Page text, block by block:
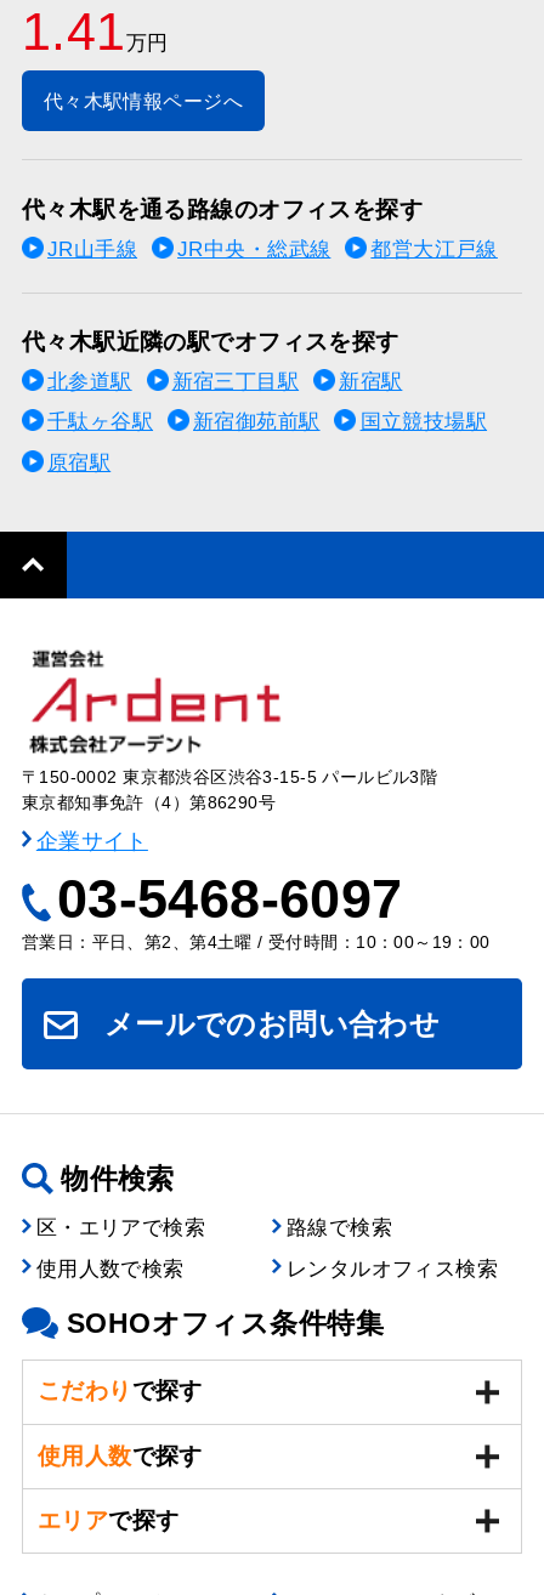
1.41万円
代々木駅情報ページへ
代々木駅を通る路線のオフィスを探す
JR山手線 JR中央・総武線 都営大江戸線
代々木駅近隣の駅でオフィスを探す
北参道駅 新宿三丁目駅
新宿駅
千駄ヶ谷駅
新宿御苑前駅
国立競技場駅
原宿駅
〒150-0002 東京都渋谷区渋谷3-15-5 パールビル3階
東京都知事免許（4）第86290号
企業サイト
03-5468-6097
営業日：平日、第2、第4土曜 / 受付時間：10：00～19：00
メールでのお問い合わせ
物件検索
区・エリアで検索
路線で検索
使用人数で検索
レンタルオフィス検索
SOHOオフィス条件特集
こだわり で探す
使用人数で探す
エリアで探す